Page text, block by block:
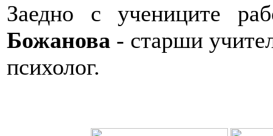
Заедно с учениците
Божанова - старши
психолог.